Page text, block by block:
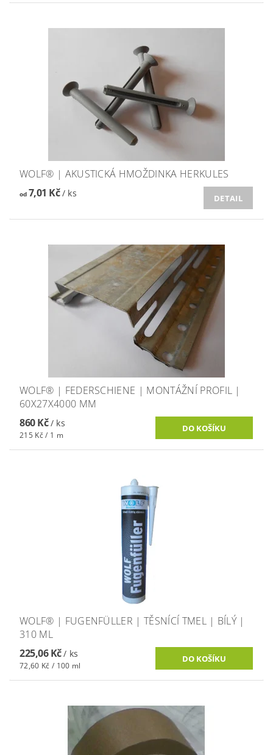
WOLF® | AKUSTICKÁ HMOŽDINKA HERKULES
od7,01 Kč/ ks DETAIL
WOLF® | FEDERSCHIENE | MONTÁŽNÍ PROFIL |
60X27X4000 MM
860 Kč/ ks
215 Kč / 1 m
WOLF® | FUGENFÜLLER | TĚSNÍCÍ TMEL | BÍLÝ |
310 ML
225,06 Kč/ ks
72,60 Kč / 100 ml